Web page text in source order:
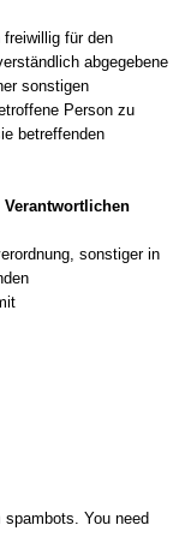
für den
abgegebene
sonstigen
Person zu
betreffenden
sonstiger in
You need